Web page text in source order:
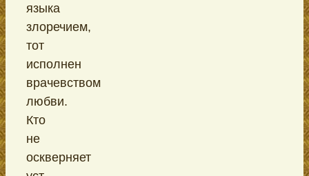
языка
злоречием,
тот
исполнен
врачевством
любви.
Кто
не
оскверняет